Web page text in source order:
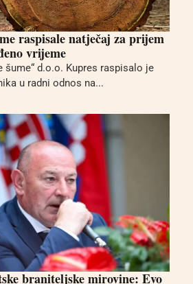
raspisale natječaj za prijem
vrijeme
šume“ d.o.o. Kupres raspisalo je
u radni odnos na...
braniteljske mirovine: Evo